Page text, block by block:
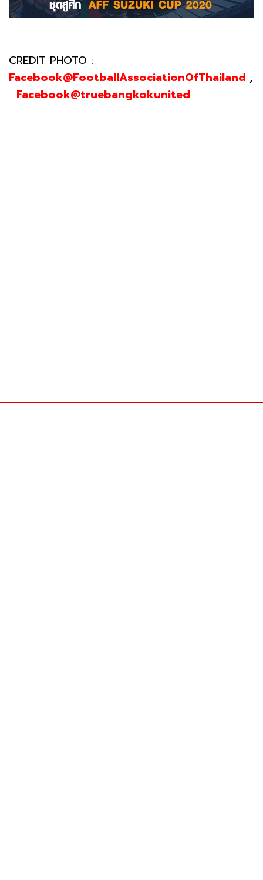
CREDIT PHOTO :
Facebook@FootballAssociationOfThailand ,
Facebook@truebangkokunited